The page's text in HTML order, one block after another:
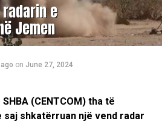
radarin e
Jemen
on June 27, 2024
(CENTCOM) tha të
shkatërruan një vend radar